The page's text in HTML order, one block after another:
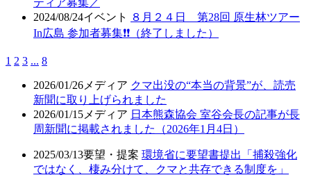
2024/08/24イベント
８月２４日 第28回 原生林ツアー
In広島 参加者募集❗❗（終了しました）
1 2 3 ... 8
2026/01/26 メディア クマ出没の“本当の背景”が、読売
新聞に取り上げられました
2026/01/15 メディア 日本熊森協会 室谷会長の記事が長
周新聞に掲載されました（2026年1月4日）
2025/03/13要望・提案 環境省に要望書提出「捕殺強化
ではなく、棲み分けて、クマと共存できる制度を」